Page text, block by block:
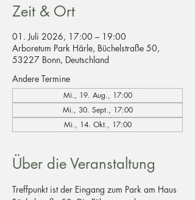
Zeit & Ort
01. Juli 2026, 17:00 – 19:00
Arboretum Park Härle, Büchelstraße 50,
53227 Bonn, Deutschland
Andere Termine
Mi., 19. Aug., 17:00
Mi., 30. Sept., 17:00
Mi., 14. Okt., 17:00
Über die Veranstaltung
Treffpunkt ist der Eingang zum Park am Haus